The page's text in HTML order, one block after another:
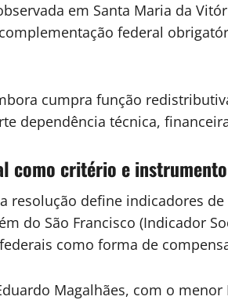
em Santa Maria da
federal
cumpra função
dependência técnica,
como critério e
resolução define indicadores
do São Francisco (Indicador
como forma de
Magalhães, com o